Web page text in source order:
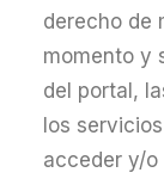
derecho de
momento y
del portal,
los
acceder y/o